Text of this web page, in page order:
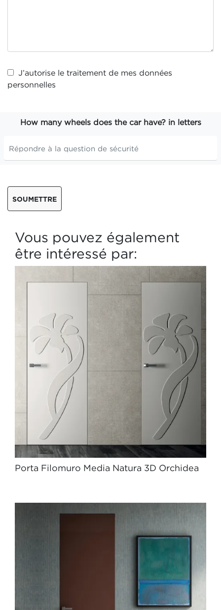
J’autorise le traitement de mes données
personnelles
How many wheels does the car have? in letters
SOUMETTRE
Vous pouvez également
être intéressé par:
Porta Filomuro Media Natura 3D Orchidea